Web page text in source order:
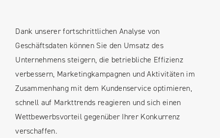
Dank unserer fortschrittlichen Analyse von
Geschäftsdaten können Sie den Umsatz des
Unternehmens steigern, die betriebliche Effizienz
verbessern, Marketingkampagnen und Aktivitäten im
Zusammenhang mit dem Kundenservice optimieren,
schnell auf Markttrends reagieren und sich einen
Wettbewerbsvorteil gegenüber Ihrer Konkurrenz
verschaffen.